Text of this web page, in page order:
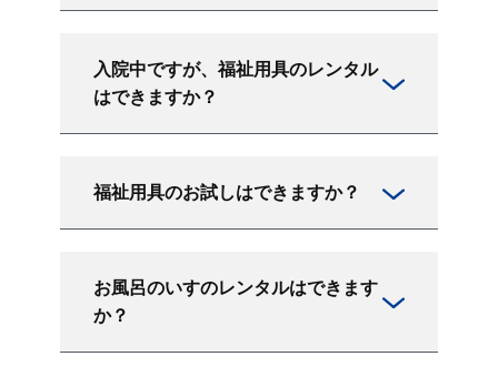
入院中ですが、福祉用具のレンタル
はできますか？
福祉用具のお試しはできますか？
お風呂のいすのレンタルはできます
か？